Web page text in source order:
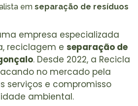
emseparação de resíduos
empresa especializada
reciclagem eseparação de
. Desde 2022, a Recicla
no mercado pela
serviços e compromisso
ambiental.